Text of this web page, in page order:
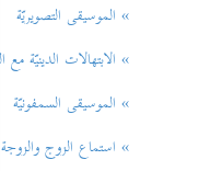
» الموسيقى التصويريّة
» الابتهالات الدينيّة مع
» الموسيقى السمفونيّة
» استماع الزوج والزوجة